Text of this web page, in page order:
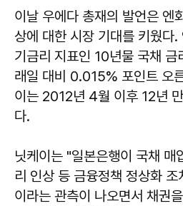
이날 우에다 총재의 발언은 엔
상에 대한 시장 기대를 키웠다
기금리 지표인 10년물 국채 금
래일 대비 0.015% 포인트 오
이는 2012년 4월 이후 12년
다.
닛케이는 "일본은행이 국채 매
리 인상 등 금융정책 정상화
이라는 관측이 나오면서 채권